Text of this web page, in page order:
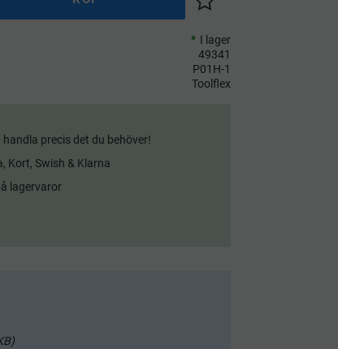
Lägg till i önskelista
I lager
49341
P01H-1
Toolflex
precis det du behöver!
Kort, Swish & Klarna
lagervaror